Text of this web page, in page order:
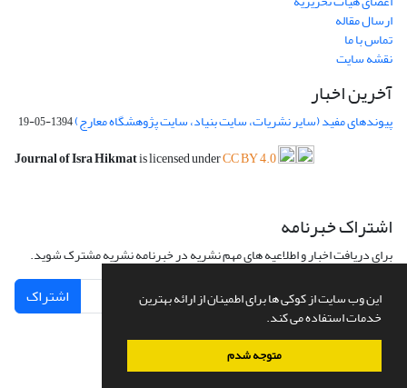
این وب سایت از کوکی ها برای اطمینان از ارائه بهترین
خدمات استفاده می کند.
متوجه شدم
ارسال مقاله
تماس با ما
نقشه سایت
آخرین اخبار
پیوندهای مفید (سایر نشریات، سایت بنیاد، سایت پژوهشگاه معارج)1394-05-19
Journal of Isra Hikmatis licensed underCC BY 4.0
اشتراک خبرنامه
برای دریافت اخبار و اطلاعیه های مهم نشریه در خبرنامه نشریه مشترک شوید.
اشتراک
سامانه مدیریت نشریات علمی.طراحی و پیاده سازی ازسیناوب